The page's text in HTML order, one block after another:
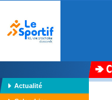
Actualité